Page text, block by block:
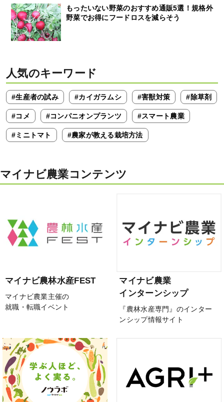
もったいない野菜のおすすめ通販5選！規格外
野菜でお得にフードロスを減らそう
人気のキーワード
#生産者の試み #カイガラムシ #害獣対策 #除草剤
#コメ #コンパニオンプランツ #スマート農業
#ミニトマト #農家が教える栽培方法
マイナビ農業コンテンツ
マイナビ農林水産FEST
マイナビ農業主催の
就職・転職イベント
マイナビ農業
インターンシップ
『農林水産専門』のインター
ンシップ情報サイト